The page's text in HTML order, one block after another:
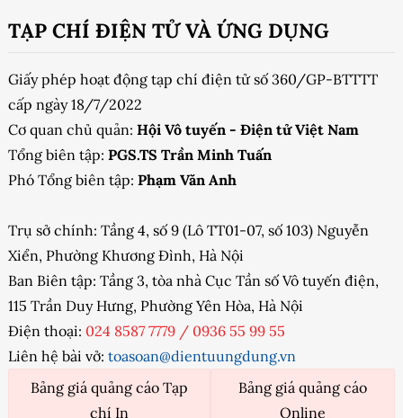
TẠP CHÍ ĐIỆN TỬ VÀ ỨNG DỤNG
Giấy phép hoạt động tạp chí điện tử số 360/GP-BTTTT
cấp ngày 18/7/2022
Cơ quan chủ quản: Hội Vô tuyến - Điện tử Việt Nam
Tổng biên tập: PGS.TS Trần Minh Tuấn
Phó Tổng biên tập: Phạm Văn Anh
Trụ sở chính: Tầng 4, số 9 (Lô TT01-07, số 103) Nguyễn
Xiển, Phường Khương Đình, Hà Nội
Ban Biên tập: Tầng 3, tòa nhà Cục Tần số Vô tuyến điện,
115 Trần Duy Hưng, Phường Yên Hòa, Hà Nội
Điện thoại: 024 8587 7779 / 0936 55 99 55
Liên hệ bài vở: toasoan@dientuungdung.vn
Bảng giá quảng cáo Tạp
chí In
Bảng giá quảng cáo
Online